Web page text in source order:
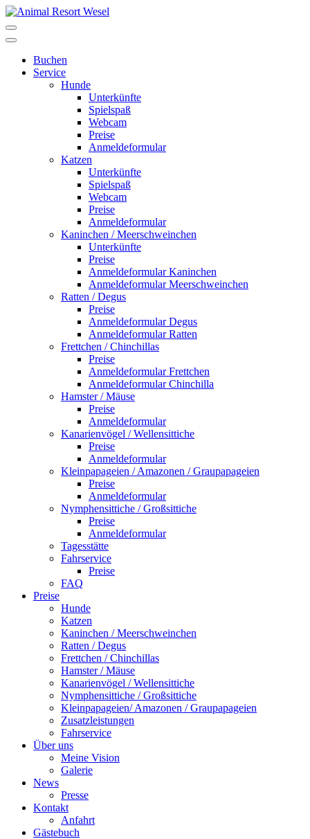
Buchen
Service
Hunde
Unterkünfte
Spielspaß
Webcam
Preise
Anmeldeformular
Katzen
Unterkünfte
Spielspaß
Webcam
Preise
Anmeldeformular
Kaninchen / Meerschweinchen
Unterkünfte
Preise
Anmeldeformular Kaninchen
Anmeldeformular Meerschweinchen
Ratten / Degus
Preise
Anmeldeformular Degus
Anmeldeformular Ratten
Frettchen / Chinchillas
Preise
Anmeldeformular Frettchen
Anmeldeformular Chinchilla
Hamster / Mäuse
Preise
Anmeldeformular
Kanarienvögel / Wellensittiche
Preise
Anmeldeformular
Kleinpapageien / Amazonen / Graupapageien
Preise
Anmeldeformular
Nymphensittiche / Großsittiche
Preise
Anmeldeformular
Tagesstätte
Fahrservice
Preise
FAQ
Preise
Hunde
Katzen
Kaninchen / Meerschweinchen
Ratten / Degus
Frettchen / Chinchillas
Hamster / Mäuse
Kanarienvögel / Wellensittiche
Nymphensittiche / Großsittiche
Kleinpapageien/ Amazonen / Graupapageien
Zusatzleistungen
Fahrservice
Über uns
Meine Vision
Galerie
News
Presse
Kontakt
Anfahrt
Gästebuch